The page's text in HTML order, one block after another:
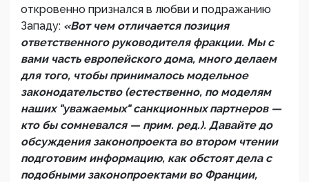
откровенно признался в любви и подражанию
Западу: «Вот чем отличается позиция
ответственного руководителя фракции. Мы с
вами часть европейского дома, много делаем
для того, чтобы принималось модельное
законодательство (естественно, по моделям
наших "уважаемых" санкционных партнеров —
кто бы сомневался — прим. ред.). Давайте до
обсуждения законопроекта во втором чтении
подготовим информацию, как обстоят дела с
подобными законопроектами во Франции,